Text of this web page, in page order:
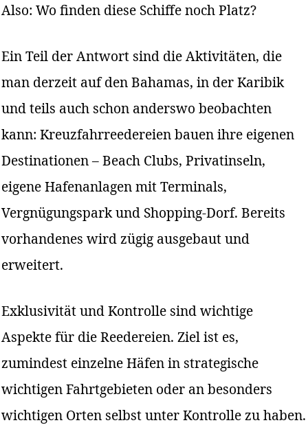
Also: Wo finden diese Schiffe noch Platz?
Ein Teil der Antwort sind die Aktivitäten, die
man derzeit auf den Bahamas, in der Karibik
und teils auch schon anderswo beobachten
kann: Kreuzfahrreedereien bauen ihre eigenen
Destinationen – Beach Clubs, Privatinseln,
eigene Hafenanlagen mit Terminals,
Vergnügungspark und Shopping-Dorf. Bereits
vorhandenes wird zügig ausgebaut und
erweitert.
Exklusivität und Kontrolle sind wichtige
Aspekte für die Reedereien. Ziel ist es,
zumindest einzelne Häfen in strategische
wichtigen Fahrtgebieten oder an besonders
wichtigen Orten selbst unter Kontrolle zu haben.